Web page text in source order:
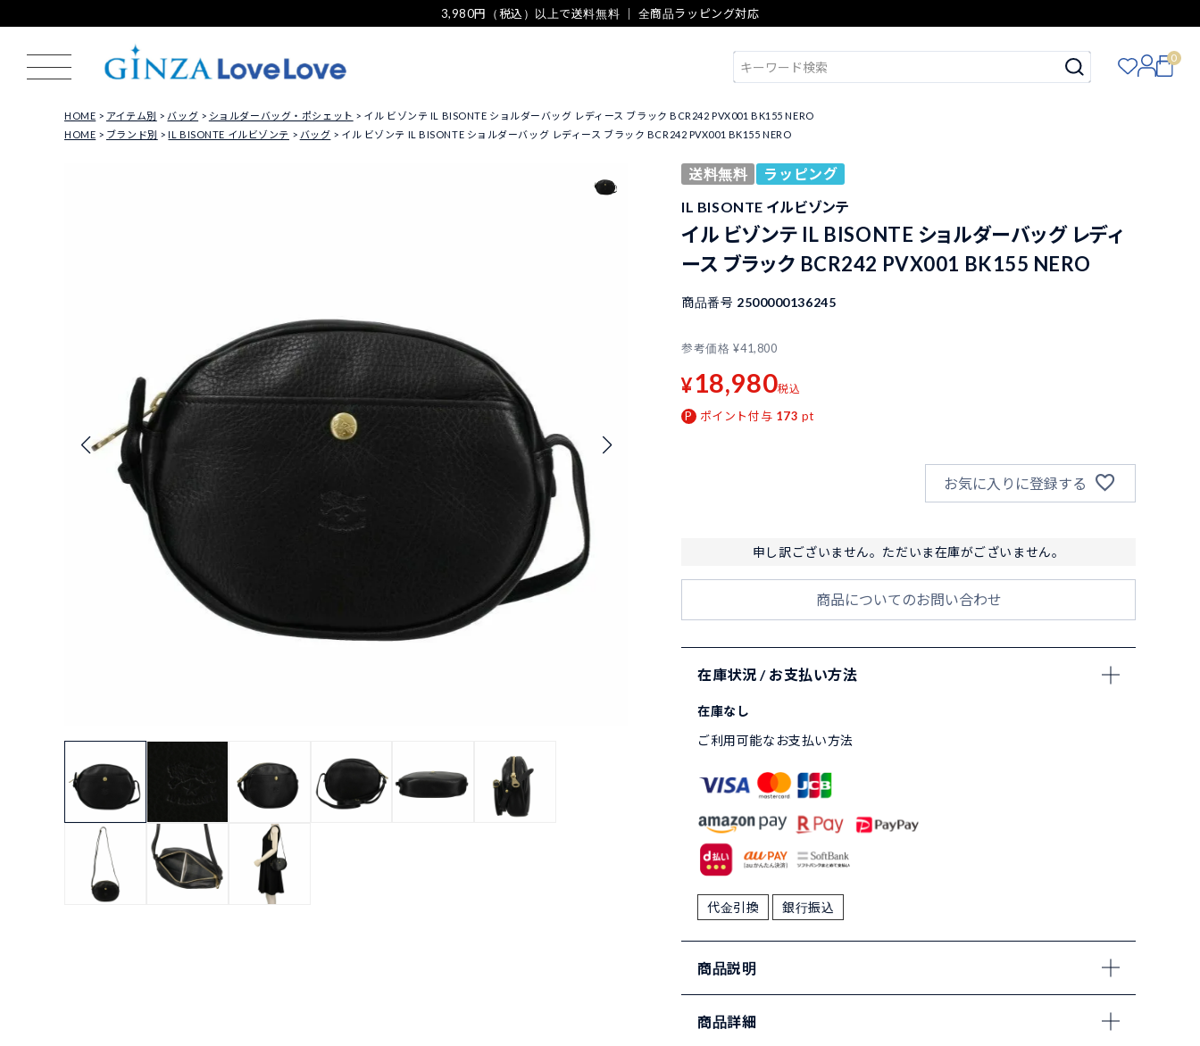
3,980円（税込）以上で送料無料 ｜ 全商品ラッピング対応
0
HOME アイテム別 バッグ ショルダーバッグ・ポシェット
イル ビゾンテ IL BISONTE ショルダーバッグ レディース ブラック BCR242 PVX001 BK155 NERO
HOME
ブランド別 IL BISONTE イルビゾンテ バッグ イル ビゾンテ IL BISONTE ショルダーバッグ レディース ブラック BCR242 PVX001 BK155 NERO
送料無料
ラッピング
IL BISONTE イルビゾンテ
イル ビゾンテ IL BISONTE ショルダーバッグ レディ
ース ブラック BCR242 PVX001 BK155 NERO
商品番号 2500000136245
参考価格 ¥41,800
¥18,980税込
ポイント付与 173 pt
お気に入りに登録する
申し訳ございません。ただいま在庫がございません。
商品についてのお問い合わせ
在庫状況 / お支払い方法
在庫なし
ご利用可能なお支払い方法
代金引換 銀行振込
商品説明
商品詳細